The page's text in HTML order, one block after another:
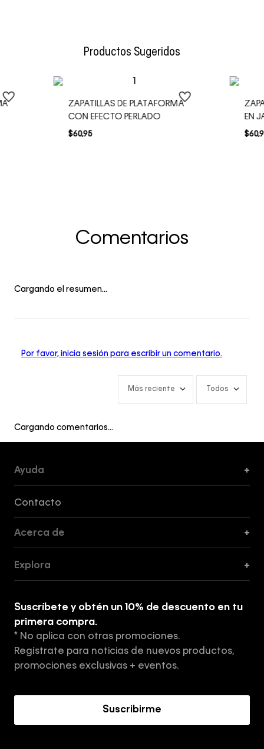
Productos Sugeridos
ZAPATILLAS DE PLATAFORMA
CON EFECTO PERLADO
$60,95
EN
$60,
Comentarios
Cargando el resumen…
Por favor, inicia sesión para escribir un comentario.
Más reciente Todos
Cargando comentarios…
Ayuda +
Contacto
Acerca de +
Tiendas
Aviso de privacidad
Términos y Condiciones
Explora +
Suscríbete y obtén un 10% de descuento en tu
primera compra.
* No aplica con otras promociones.
Regístrate para noticias de nuevos productos,
promociones exclusivas + eventos.
Suscribirme